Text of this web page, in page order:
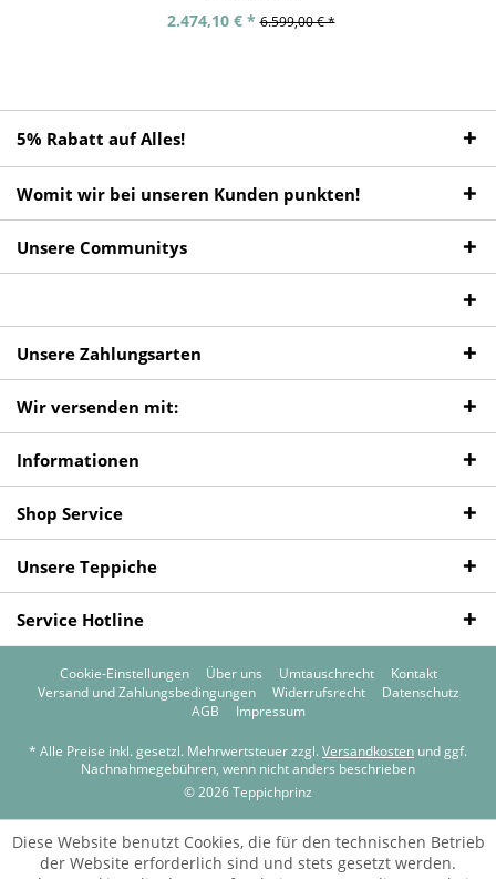
2.474,10 € * 6.599,00 € *
5% Rabatt auf Alles!
Womit wir bei unseren Kunden punkten!
Unsere Communitys
Unsere Zahlungsarten
Wir versenden mit:
Informationen
Shop Service
Unsere Teppiche
Service Hotline
Cookie-Einstellungen Über uns Umtauschrecht
Kontakt
Versand und Zahlungsbedingungen
Widerrufsrecht
Datenschutz
AGB
Impressum
* Alle Preise inkl. gesetzl. Mehrwertsteuer zzgl. Versandkosten und ggf.
Nachnahmegebühren, wenn nicht anders beschrieben
© 2026 Teppichprinz
Diese Website benutzt Cookies, die für den technischen Betrieb
der Website erforderlich sind und stets gesetzt werden.